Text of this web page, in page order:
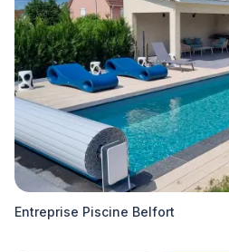
Entreprise Piscine Belfort